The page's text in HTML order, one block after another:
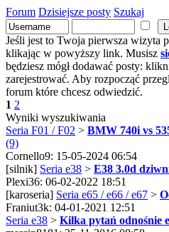
Forum Dzisiejsze posty Szukaj
Jeśli jest to Twoja pierwsza wizyta
klikając w powyższy link. Musisz
będziesz mógł dodawać posty:
zarejestrować. Aby rozpocząć
forum które chcesz odwiedzić.
1 2
Wyniki wyszukiwania
Seria F01 / F02 > BMW 740i vs
(9)
Cornello9: 15-05-2024 06:54
[silnik] Seria e38 > E38 3.0d
Plexi36: 06-02-2022 18:51
[karoseria] Seria e65 / e66 / e67 >
Franiut3k: 04-01-2021 12:51
Seria e38 > Kilka pytań odnośnie